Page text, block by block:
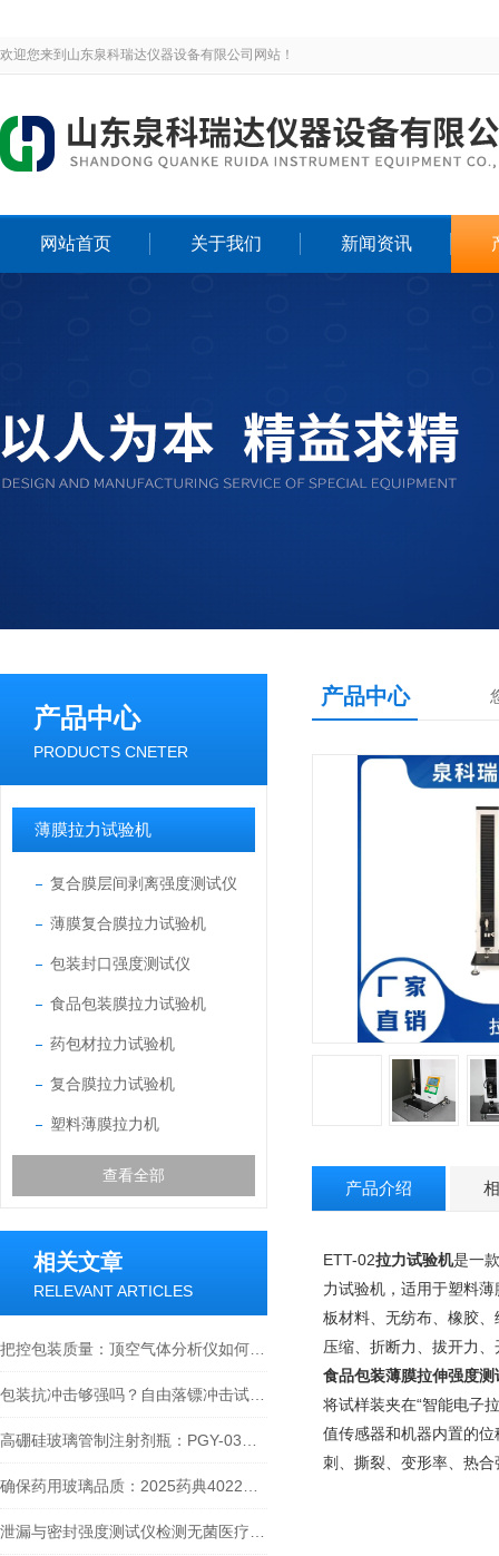
欢迎您来到山东泉科瑞达仪器设备有限公司网站！
网站首页 关于我们 新闻资讯
产品中心
PRODUCTS CNETER
薄膜拉力试验机
复合膜层间剥离强度测试仪
薄膜复合膜拉力试验机
包装封口强度测试仪
食品包装膜拉力试验机
药包材拉力试验机
复合膜拉力试验机
塑料薄膜拉力机
查看全部
相关文章
RELEVANT ARTICLES
产品中心
产品介绍
ETT-02拉力试验机是一
力试验机，适用于塑料
板材料、无纺布、橡胶
压缩、折断力、拔开力
食品包装薄膜拉伸强度测
将试样装夹在“智能电子
值传感器和机器内置的
刺、撕裂、变形率、热